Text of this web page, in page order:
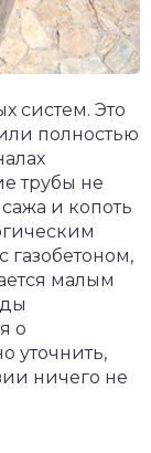
систем. Это
полностью
трубы не
и копоть
газобетоном,
малым
о
уточнить,
ничего не